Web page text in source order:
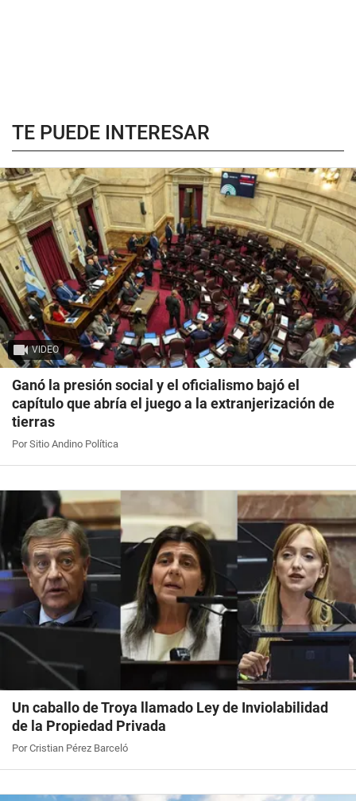
TE PUEDE INTERESAR
VIDEO
Ganó la presión social y el oficialismo bajó el
capítulo que abría el juego a la extranjerización de
tierras
Por Sitio Andino Política
Un caballo de Troya llamado Ley de Inviolabilidad
de la Propiedad Privada
Por Cristian Pérez Barceló